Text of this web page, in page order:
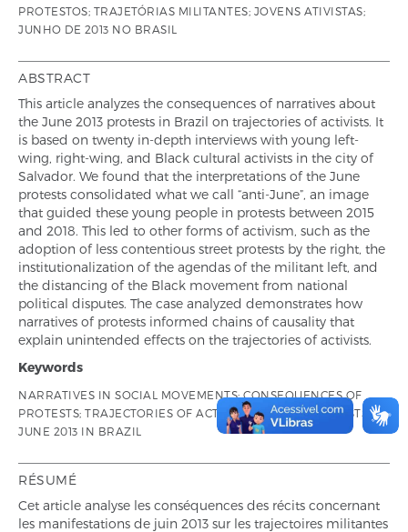
PROTESTOS; TRAJETÓRIAS MILITANTES; JOVENS ATIVISTAS;
JUNHO DE 2013 NO BRASIL
ABSTRACT
This article analyzes the consequences of narratives about
the June 2013 protests in Brazil on trajectories of activists. It
is based on twenty in-depth interviews with young left-
wing, right-wing, and Black cultural activists in the city of
Salvador. We found that the interpretations of the June
protests consolidated what we call “anti-June”, an image
that guided these young people in protests between 2015
and 2018. This led to other forms of activism, such as the
adoption of less contentious street protests by the right, the
institutionalization of the agendas of the militant left, and
the distancing of the Black movement from national
political disputes. The case analyzed demonstrates how
narratives of protests informed chains of causality that
explain unintended effects on the trajectories of activists.
Keywords
NARRATIVES IN SOCIAL MOVEMENTS; CONSEQUENCES OF
PROTESTS; TRAJECTORIES OF ACTIVISTS; YOUNG ACTIVISTS;
JUNE 2013 IN BRAZIL
RÉSUMÉ
Cet article analyse les conséquences des récits concernant
les manifestations de juin 2013 sur les trajectoires militantes